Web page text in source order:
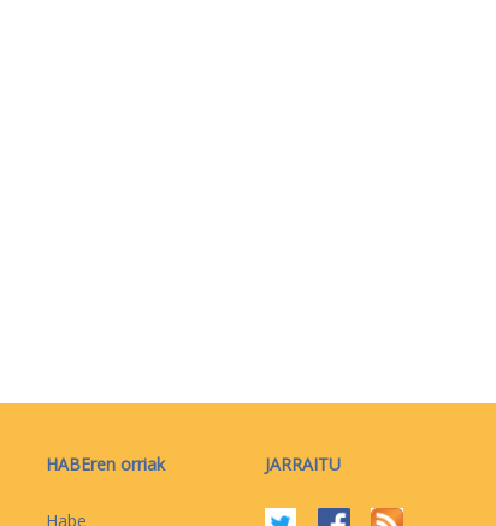
HABEren orriak
Habe
JARRAITU